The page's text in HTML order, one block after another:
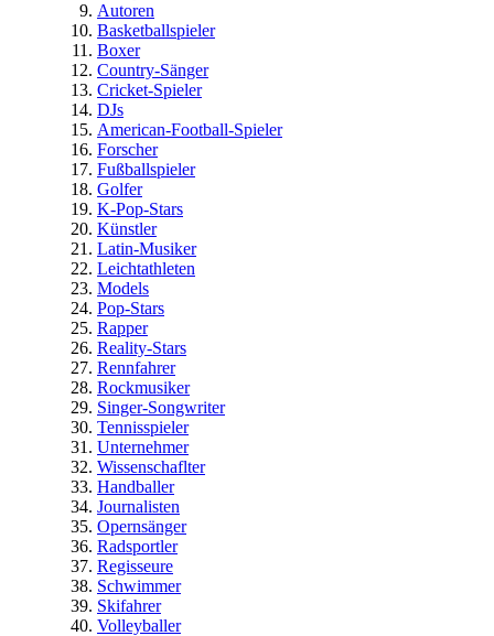
Autoren
Basketballspieler
Boxer
Country-Sänger
Cricket-Spieler
DJs
American-Football-Spieler
Forscher
Fußballspieler
Golfer
K-Pop-Stars
Künstler
Latin-Musiker
Leichtathleten
Models
Pop-Stars
Rapper
Reality-Stars
Rennfahrer
Rockmusiker
Singer-Songwriter
Tennisspieler
Unternehmer
Wissenschaflter
Handballer
Journalisten
Opernsänger
Radsportler
Regisseure
Schwimmer
Skifahrer
Volleyballer